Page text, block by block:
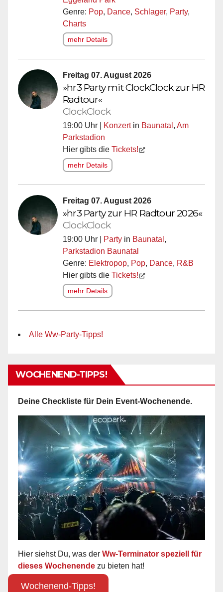
Genre: Pop, Dance, Schlager, Party,
Charts
mehr Details
Freitag 07. August 2026
»hr3 Party mit ClockClock zur HR
Radtour«
ClockClock
19:00 Uhr | Konzertin Baunatal , Am
Parkstadion
Hier gibts die Tickets!
mehr Details
Freitag 07. August 2026
»hr3 Party zur HR Radtour 2026«
ClockClock
19:00 Uhr | Party in Baunatal ,
Parkstadion Baunatal
Genre: Elektropop, Pop, Dance, R&B
Hier gibts die Tickets!
mehr Details
Alle Ww-Party-Tipps!
WOCHENEND-TIPPS!
Deine Checkliste für Dein Event-Wochenende.
Hier siehst Du, was der Ww-Terminator speziell für
dieses Wochenende zu bieten hat!
Wochenend-Tipps!